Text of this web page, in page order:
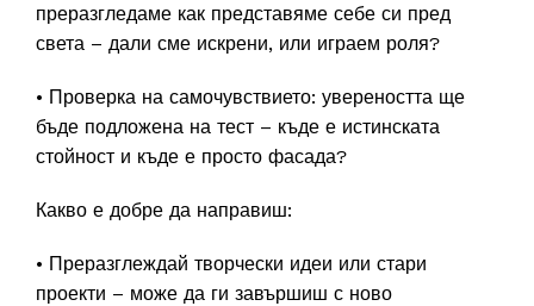
преразгледаме как представяме себе си пред
света – дали сме искрени, или играем роля?
• Проверка на самочувствието: увереността ще
бъде подложена на тест – къде е истинската
стойност и къде е просто фасада?
Какво е добре да направиш:
• Преразглеждай творчески идеи или стари
проекти – може да ги завършиш с ново